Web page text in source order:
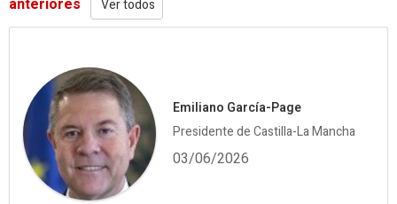
anteriores Ver todos
Emiliano García-Page
Presidente de Castilla-La Mancha
03/06/2026